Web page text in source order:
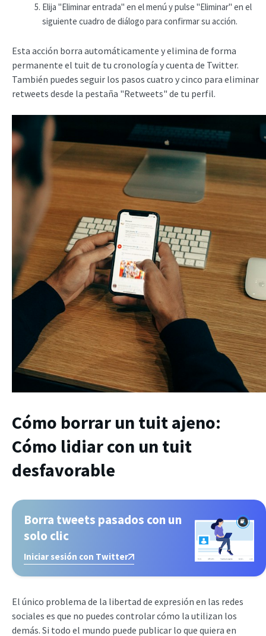
Elija "Eliminar entrada" en el menú y pulse "Eliminar" en el
siguiente cuadro de diálogo para confirmar su acción.
Esta acción borra automáticamente y elimina de forma
permanente el tuit de tu cronología y cuenta de Twitter.
También puedes seguir los pasos cuatro y cinco para eliminar
retweets desde la pestaña "Retweets" de tu perfil.
Cómo borrar un tuit ajeno:
Cómo lidiar con un tuit
desfavorable
Borra tweets pasados con un
solo clic
Iniciar sesión con Twitter
El único problema de la libertad de expresión en las redes
sociales es que no puedes controlar cómo la utilizan los
demás. Si todo el mundo puede publicar lo que quiera en